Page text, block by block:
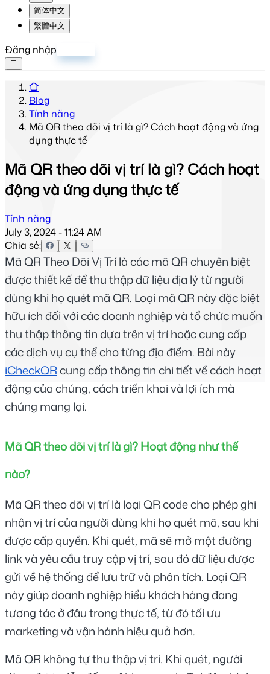
简体中文
繁體中文
Đăng nhập
Blog
Tính năng
Mã QR theo dõi vị trí là gì? Cách hoạt động và ứng
dụng thực tế
Mã QR theo dõi vị trí là gì? Cách hoạt
động và ứng dụng thực tế
Tính năng
July 3, 2024 - 11:24 AM
Chia sẻ:
Mã QR Theo Dõi Vị Trí là các mã QR chuyên biệt
được thiết kế để thu thập dữ liệu địa lý từ người
dùng khi họ quét mã QR. Loại mã QR này đặc biệt
hữu ích đối với các doanh nghiệp và tổ chức muốn
thu thập thông tin dựa trên vị trí hoặc cung cấp
các dịch vụ cụ thể cho từng địa điểm. Bài này
iCheckQR cung cấp thông tin chi tiết về cách hoạt
động của chúng, cách triển khai và lợi ích mà
chúng mang lại.
Mã QR theo dõi vị trí là gì? Hoạt động như thế
nào?
Mã QR theo dõi vị trí là loại QR code cho phép ghi
nhận vị trí của người dùng khi họ quét mã, sau khi
được cấp quyền. Khi quét, mã sẽ mở một đường
link và yêu cầu truy cập vị trí, sau đó dữ liệu được
gửi về hệ thống để lưu trữ và phân tích. Loại QR
này giúp doanh nghiệp hiểu khách hàng đang
tương tác ở đâu trong thực tế, từ đó tối ưu
marketing và vận hành hiệu quả hơn.
Mã QR không tự thu thập vị trí. Khi quét, người